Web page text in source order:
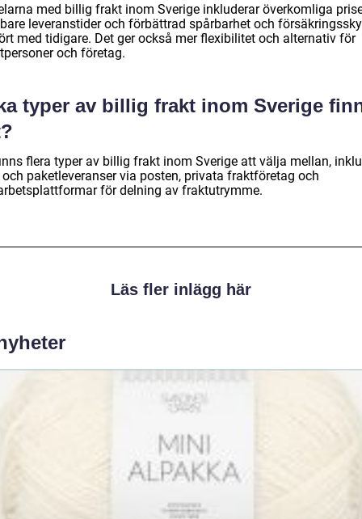
med billig frakt inom Sverige inkluderar överkomliga
leveranstider och förbättrad spårbarhet och
med tidigare. Det ger också mer flexibilitet och alternativ för
och företag.
typer av billig frakt inom Sverige
flera typer av billig frakt inom Sverige att välja mellan,
och paketleveranser via posten, privata fraktföretag och
för delning av fraktutrymme.
Läs fler inlägg här